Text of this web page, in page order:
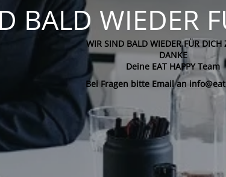
BALD WIEDER
WIR SIND BALD WIEDER FÜR DICH
DANKE
Deine EAT HAPPY Team
Bei Fragen bitte Email an